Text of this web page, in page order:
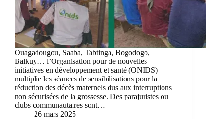
Ouagadougou, Saaba, Tabtinga, Bogodogo,
Balkuy… l’Organisation pour de nouvelles
initiatives en développement et santé (ONIDS)
multiplie les séances de sensibilisations pour la
réduction des décès maternels dus aux interruptions
non sécurisées de la grossesse. Des parajuristes ou
clubs communautaires sont…
26 mars 2025